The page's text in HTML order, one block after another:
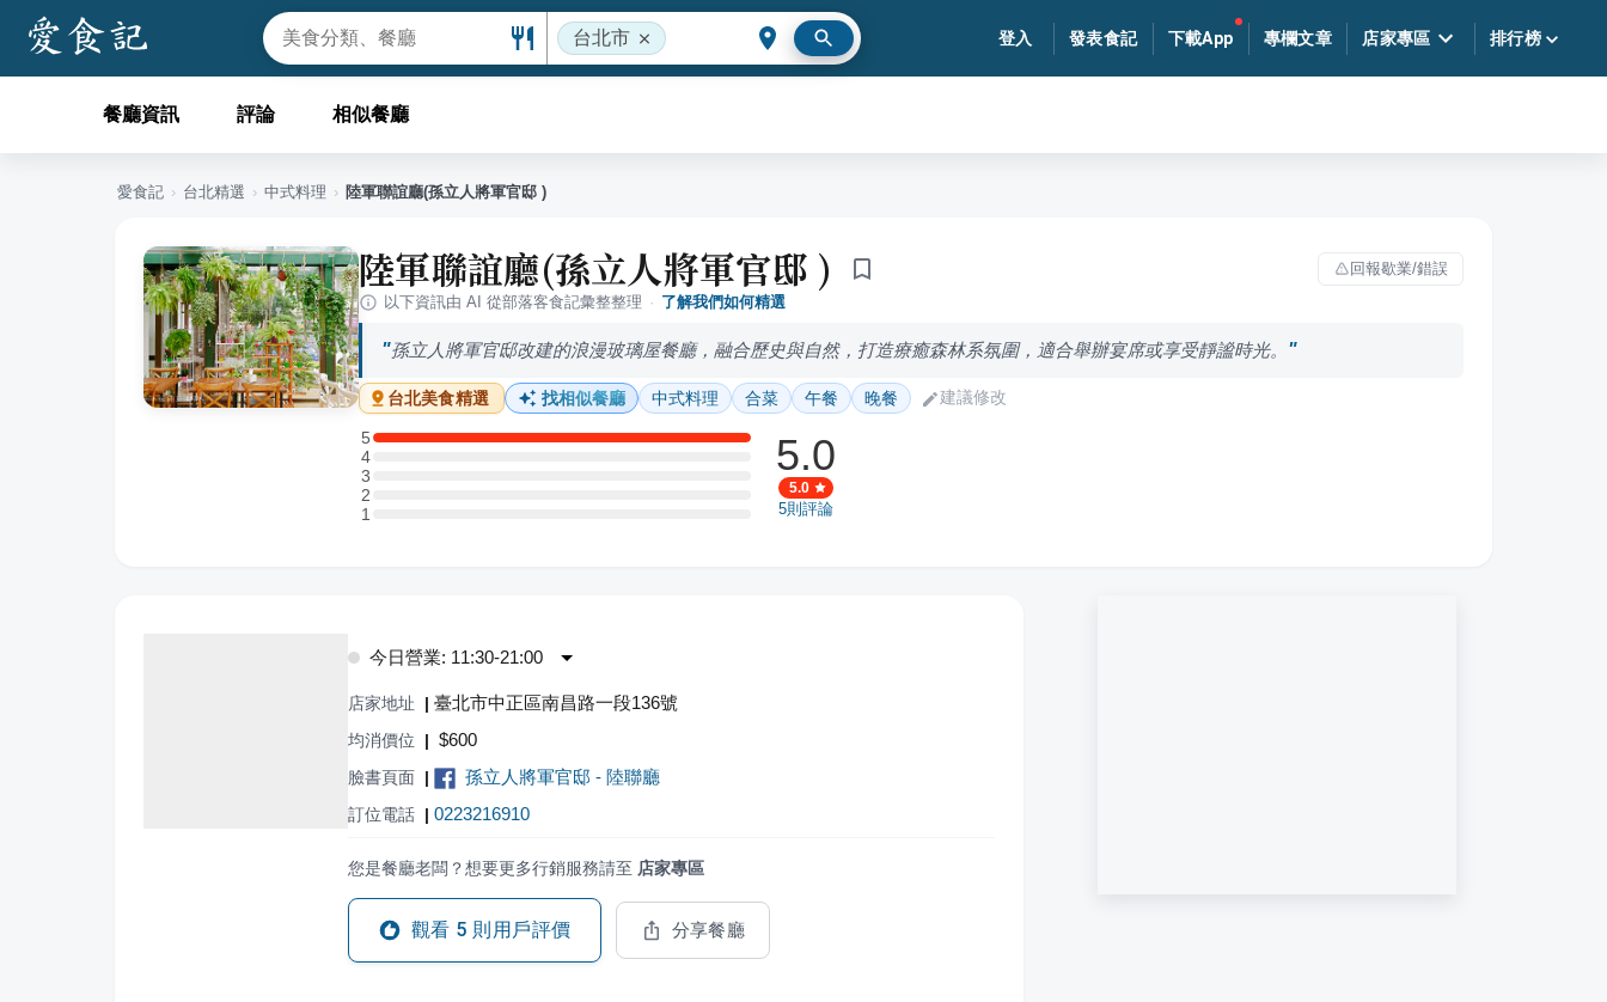
台北市 登入 發表食記 下載App 專欄文章 店家專區 排行榜
餐廳資訊 評論 相似餐廳
愛食記 › 台北精選 › 中式料理 › 陸軍聯誼廳(孫立人將軍官邸 )
陸軍聯誼廳(孫立人將軍官邸 )
回報歇業/錯誤
以下資訊由 AI 從部落客食記彙整整理 · 了解我們如何精選
孫立人將軍官邸改建的浪漫玻璃屋餐廳，融合歷史與自然，打造療癒森林系氛圍，適合舉辦宴席或享受靜謐時光。
台北美食精選 找相似餐廳 中式料理 合菜 午餐 晚餐 建議修改
5
5 星：1 則評論
4
4 星：0 則評論
3
3 星：0 則評論
2
2 星：0 則評論
11 星：0 則評論
5.0
5.0
5則評論
今日營業: 11:30-21:00
店家地址 | 臺北市中正區南昌路一段136號
均消價位 | $600
臉書頁面 | 孫立人將軍官邸 - 陸聯廳
訂位電話 | 0223216910
您是餐廳老闆？想要更多行銷服務請至 店家專區
觀看 5 則用戶評價 分享餐廳